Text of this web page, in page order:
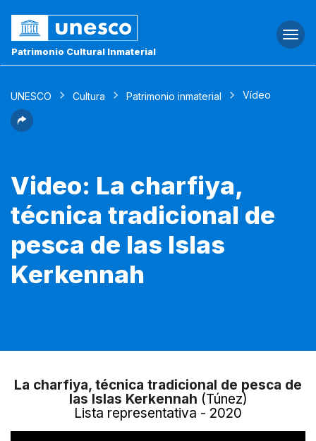
Patrimonio Cultural Inmaterial
UNESCO Cultura Patrimonio inmaterial Vídeo
Video: La charfiya,
técnica tradicional de
pesca de las Islas
Kerkennah
La charfiya, técnica tradicional de pesca de
las Islas Kerkennah (Túnez)
Lista representativa - 2020